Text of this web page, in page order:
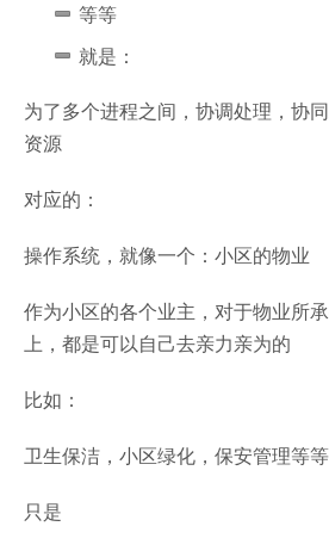
等等
就是：
为了多个进程之间，协调处理，协
资源
对应的：
操作系统，就像一个：小区的物业
作为小区的各个业主，对于物业所
上，都是可以自己去亲力亲为的
比如：
卫生保洁，小区绿化，保安管理等等
只是